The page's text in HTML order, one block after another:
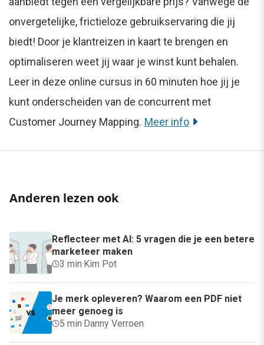
onvergetelijke, frictieloze gebruikservaring die jij
biedt! Door je klantreizen in kaart te brengen en
optimaliseren weet jij waar je winst kunt behalen.
Leer in deze online cursus in 60 minuten hoe jij je
kunt onderscheiden van de concurrent met
Customer Journey Mapping. Meer info
Anderen lezen ook
Reflecteer met AI: 5 vragen die je een betere
marketeer maken
3 min·Kim Pot
Je merk opleveren? Waarom een PDF niet
meer genoeg is
5 min·Danny Verroen